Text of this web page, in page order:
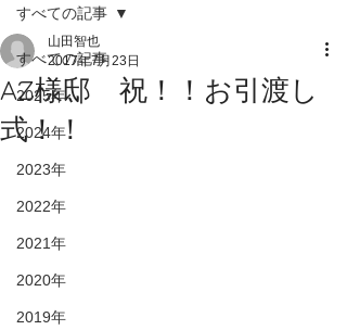
すべての記事
2025年
2024年
2023年
2022年
2021年
2020年
2019年
すべての記事
AZ様邸 祝！！お引渡し
式！！
山田智也
2017年7月23日